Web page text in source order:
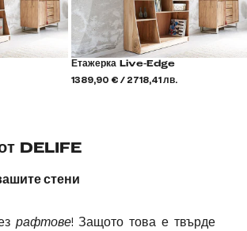
Етажерка Live-Edge
1389,90 € / 2718,41 лв.
DELIFE
стени
рафтове! Защото това е твърде